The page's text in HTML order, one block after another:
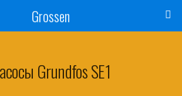
Grossen
Grundfos SE1